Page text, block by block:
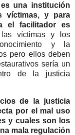
una institución
víctimas, y para
el facilitador es
víctimas y los
y la
pero ellos deben
sería un
de la justicia
de la justicia
por el mal uso
y cuales son los
mala regulación